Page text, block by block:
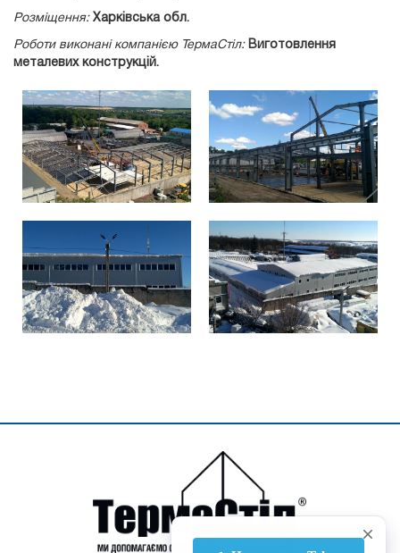
Розміщення: Харківська обл.
Роботи виконані компанією ТермаСтіл: Виготовлення
металевих конструкцій.